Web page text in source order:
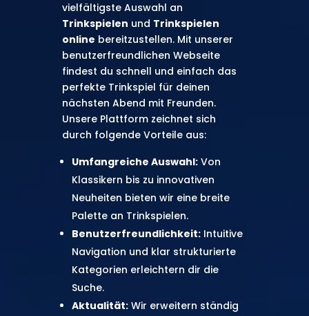
vielfältigste Auswahl an
Trinkspielen und Trinkspielen
online bereitzustellen. Mit unserer
benutzerfreundlichen Webseite
findest du schnell und einfach das
perfekte Trinkspiel für deinen
nächsten Abend mit Freunden.
Unsere Plattform zeichnet sich
durch folgende Vorteile aus:
Umfangreiche Auswahl:Von
Klassikern bis zu innovativen
Neuheiten bieten wir eine breite
Palette an Trinkspielen.
Benutzerfreundlichkeit:Intuitive
Navigation und klar strukturierte
Kategorien erleichtern dir die
Suche.
Aktualität:Wir erweitern ständig